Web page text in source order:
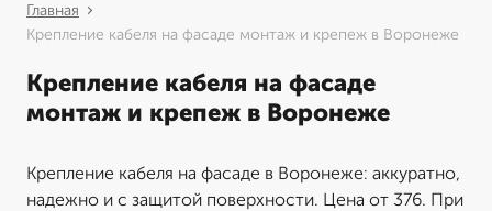
Главная
Крепление кабеля на фасаде монтаж и крепеж в Воронеже
Крепление кабеля на фасаде
монтаж и крепеж в Воронеже
Крепление кабеля на фасаде в Воронеже: аккуратно,
надежно и с защитой поверхности. Цена от 376. При